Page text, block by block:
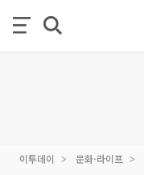
이투데이 문화·라이프